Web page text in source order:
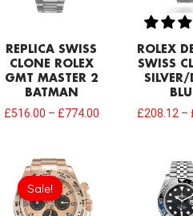
REPLICA SWISS
CLONE ROLEX
GMT MASTER 2
BATMAN
£516.00 – £774.00
ROLEX
SWISS
£208.12–
Sale!
Sale!
Original
price
was:
£1,032.00.